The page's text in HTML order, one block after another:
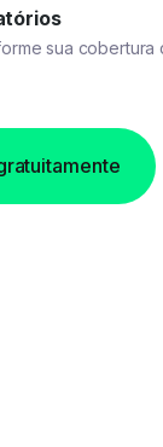
sua cobertura